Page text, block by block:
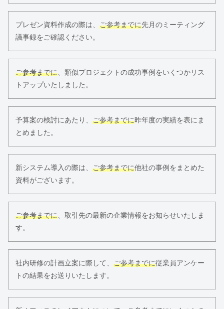
プレゼン資料作成の際は、 ご参考までに先月のミーティング
議事録をご確認ください。
ご参考までに 、類似プロジェクトの成功事例をいくつかリス
トアップいたしました。
予算案の検討にあたり、 ご参考までに昨年度の実績を表にま
とめました。
新システム導入の際は、 ご参考までに他社の事例をまとめた
資料がございます。
ご参考までに 、取引先の最新の企業情報をお知らせいたしま
す。
社内研修の計画立案に際して、 ご参考までに従業員アンケー
トの結果をお送りいたします。